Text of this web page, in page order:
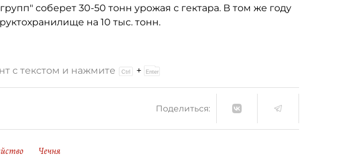
соберет 30-50 тонн урожая с гектара. В том же году
на 10 тыс. тонн.
с текстом и нажмите +
Поделиться:
Чечня